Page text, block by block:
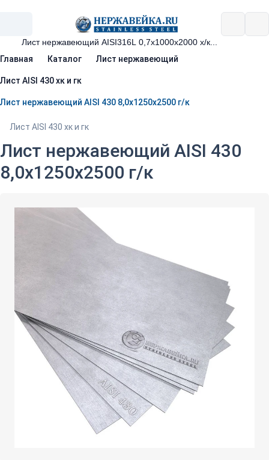
Главная Каталог Лист нержавеющий
Лист AISI 430 хк и гк
Лист нержавеющий AISI 430 8,0х1250х2500 г/к
Лист AISI 430 хк и гк
Лист нержавеющий AISI 430
8,0х1250х2500 г/к